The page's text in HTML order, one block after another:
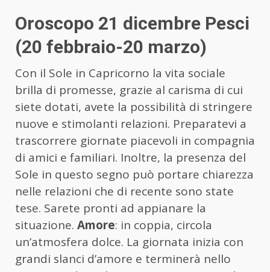
Oroscopo 21 dicembre Pesci
(20 febbraio-20 marzo)
Con il Sole in Capricorno la vita sociale
brilla di promesse, grazie al carisma di cui
siete dotati, avete la possibilità di stringere
nuove e stimolanti relazioni. Preparatevi a
trascorrere giornate piacevoli in compagnia
di amici e familiari. Inoltre, la presenza del
Sole in questo segno può portare chiarezza
nelle relazioni che di recente sono state
tese. Sarete pronti ad appianare la
situazione. Amore: in coppia, circola
un’atmosfera dolce. La giornata inizia con
grandi slanci d’amore e terminerà nello